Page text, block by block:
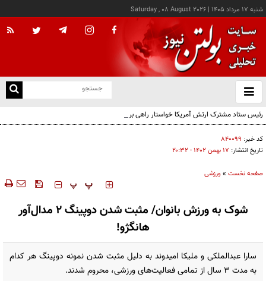
شنبه ۱۷ مرداد ۱۴۰۵ |
Saturday , 08 August 2026
باز
و
رئیس ستاد مشترک ارتش آمریکا خواستار راهی برای خروج از جنگ با ایران شد
کد خبر: ۸۴۰۰۹۹
تاریخ انتشار: ۱۷ بهمن ۱۴۰۲ - ۲۰:۳۲
صفحه نخست »ورزشی
‍‍‍ پ پ
شوک به ورزش بانوان/ مثبت شدن دوپینگ ۲ مدال‌آور
هانگژو!
سارا عبدالملکی و ملیکا امیدوند به دلیل مثبت شدن نمونه دوپینگ هر کدام
به مدت ۳ سال از تمامی فعالیت‌های ورزشی، محروم شدند.